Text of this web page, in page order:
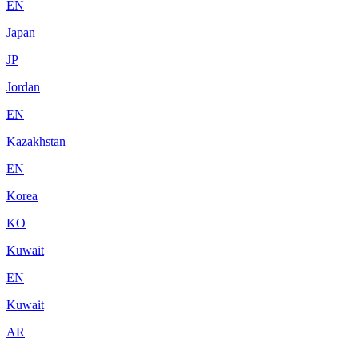
EN
Japan
JP
Jordan
EN
Kazakhstan
EN
Korea
KO
Kuwait
EN
Kuwait
AR